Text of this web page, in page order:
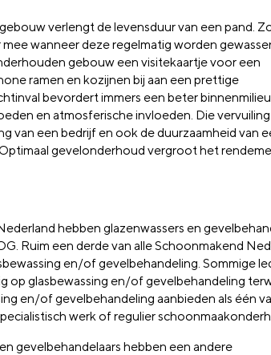
verlengt de levensduur van een pand.
wanneer deze regelmatig worden
gebouw een visitekaartje voor een
ramen en kozijnen bij aan een prettige
bevordert immers een beter
en atmosferische invloeden. Die
van een bedrijf en ook de duurzaamheid van
gevelonderhoud vergroot het
hebben glazenwassers en
Ruim een derde van alle Schoonmakend
en/of gevelbehandeling. Sommige
op glasbewassing en/of gevelbehandeling
en/of gevelbehandeling aanbieden als één
werk of regulier
gevelbehandelaars hebben een andere